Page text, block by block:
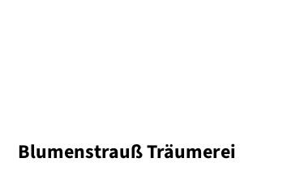
Blumenstrauß Träumerei